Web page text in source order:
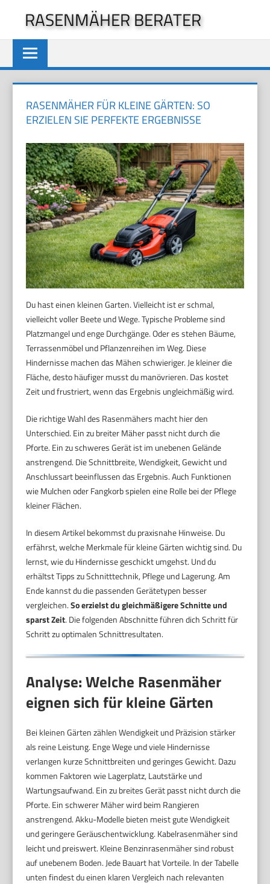
springen
RASENMÄHER BERATER
RASENMÄHER FÜR KLEINE GÄRTEN: SO
ERZIELEN SIE PERFEKTE ERGEBNISSE
Du hast einen kleinen Garten. Vielleicht ist er schmal,
vielleicht voller Beete und Wege. Typische Probleme sind
Platzmangel und enge Durchgänge. Oder es stehen Bäume,
Terrassenmöbel und Pflanzenreihen im Weg. Diese
Hindernisse machen das Mähen schwieriger. Je kleiner die
Fläche, desto häufiger musst du manövrieren. Das kostet
Zeit und frustriert, wenn das Ergebnis ungleichmäßig wird.
Die richtige Wahl des Rasenmähers macht hier den
Unterschied. Ein zu breiter Mäher passt nicht durch die
Pforte. Ein zu schweres Gerät ist im unebenen Gelände
anstrengend. Die Schnittbreite, Wendigkeit, Gewicht und
Anschlussart beeinflussen das Ergebnis. Auch Funktionen
wie Mulchen oder Fangkorb spielen eine Rolle bei der Pflege
kleiner Flächen.
In diesem Artikel bekommst du praxisnahe Hinweise. Du
erfährst, welche Merkmale für kleine Gärten wichtig sind. Du
lernst, wie du Hindernisse geschickt umgehst. Und du
erhältst Tipps zu Schnitttechnik, Pflege und Lagerung. Am
Ende kannst du die passenden Gerätetypen besser
vergleichen.So erzielst du gleichmäßigere Schnitte und
sparst Zeit. Die folgenden Abschnitte führen dich Schritt für
Schritt zu optimalen Schnittresultaten.
Analyse: Welche Rasenmäher
eignen sich für kleine Gärten
Bei kleinen Gärten zählen Wendigkeit und Präzision stärker
als reine Leistung. Enge Wege und viele Hindernisse
verlangen kurze Schnittbreiten und geringes Gewicht. Dazu
kommen Faktoren wie Lagerplatz, Lautstärke und
Wartungsaufwand. Ein zu breites Gerät passt nicht durch die
Pforte. Ein schwerer Mäher wird beim Rangieren
anstrengend. Akku-Modelle bieten meist gute Wendigkeit
und geringere Geräuschentwicklung. Kabelrasenmäher sind
leicht und preiswert. Kleine Benzinrasenmäher sind robust
auf unebenem Boden. Jede Bauart hat Vorteile. In der Tabelle
unten findest du einen klaren Vergleich nach relevanten